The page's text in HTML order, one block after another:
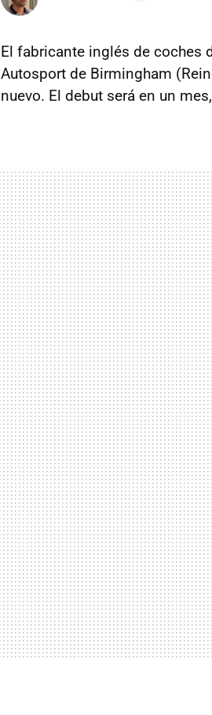
El fabricante inglés de coches
Autosport de Birmingham
nuevo. El debut será en un